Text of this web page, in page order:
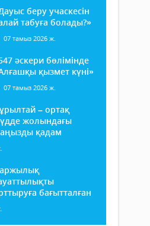
беру учаскесін
табуға болады?»
07 тамыз 2026 ж.
әскери бөлімінде
қызмет күні»
07 тамыз 2026 ж.
– ортақ
жолындағы
қадам
бағытталған